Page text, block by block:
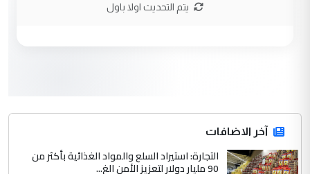
صلاح مهدي حسن
التعليق : صلاح مهدي حسن ...
يتم التحديث اولا باول
آخر الاضافات
التجارة: استيراد السلع والمواد الغذائية بأكثر من
90 مليار دولار لتعزيز الأمن الغ...